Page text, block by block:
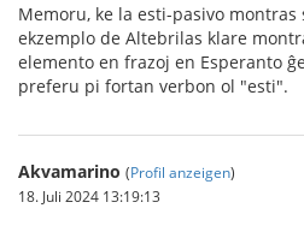
Memoru, ke la esti-pasivo montras
ekzemplo de Altebrilas klare
elemento en frazoj en Esperanto
preferu pi fortan verbon ol "esti".
Akvamarino (Profil anzeigen)
18. Juli 2024 13:19:13